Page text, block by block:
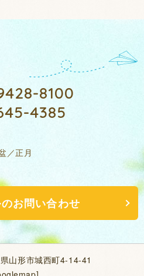
8100
4385
／正月
お問い合わせ
山形市城西町4-14-41